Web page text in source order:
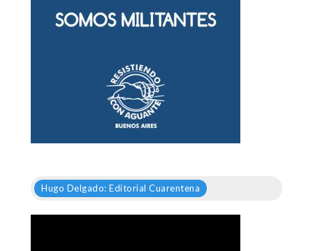
Hugo Delgado: Editorial Cuarentena